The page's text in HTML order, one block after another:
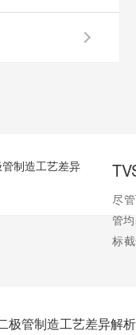
尽
管
标
稳
极管制造工艺差异解析